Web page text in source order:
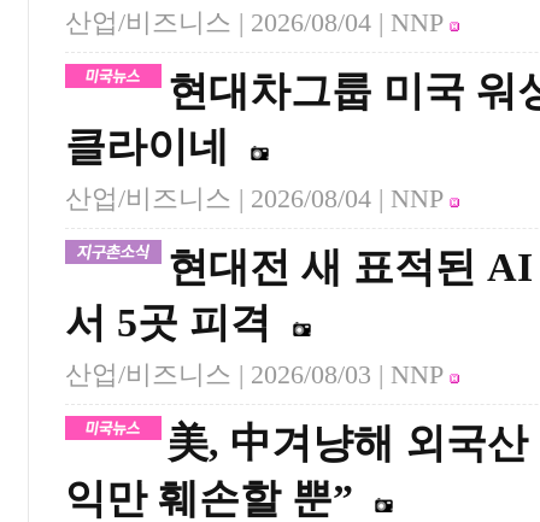
산업/비즈니스 | 2026/08/04 | NNP
현대차그룹 미국 워
클라이네
산업/비즈니스 | 2026/08/04 | NNP
현대전 새 표적된
서 5곳 피격
산업/비즈니스 | 2026/08/03 | NNP
美, 中겨냥해 외국
익만 훼손할 뿐”